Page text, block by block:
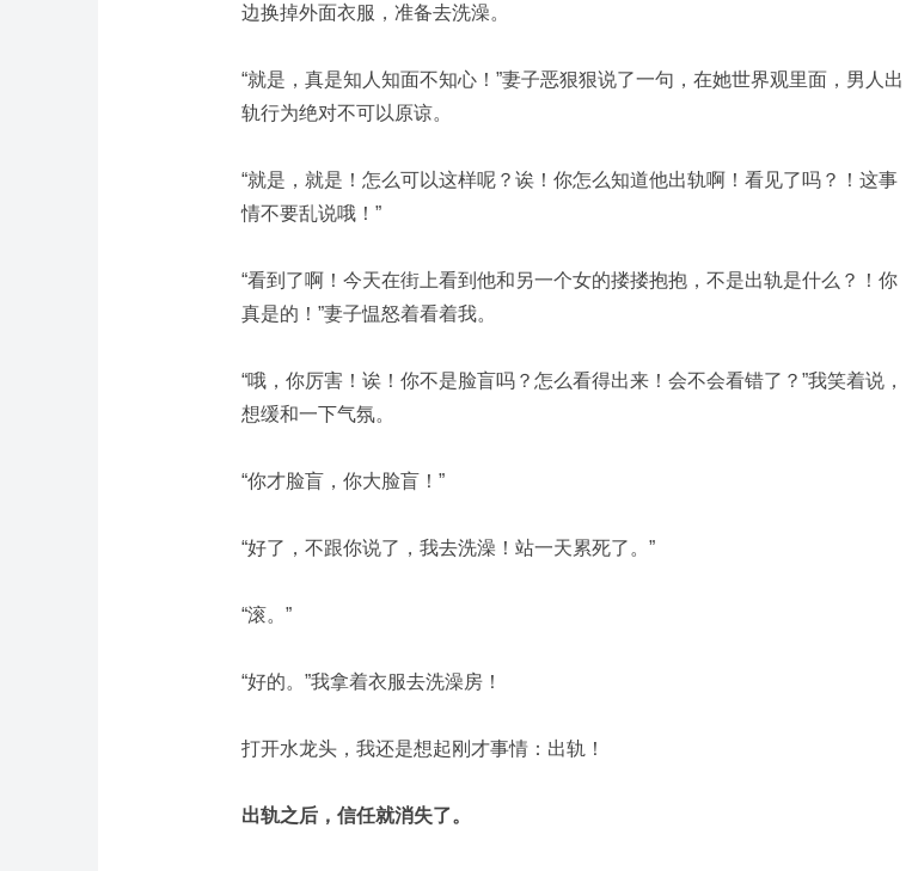
边换掉外面衣服，准备去洗澡。
“就是，真是知人知面不知心！”妻子恶狠狠说了一句，在她世界观里面，男人出
轨行为绝对不可以原谅。
“就是，就是！怎么可以这样呢？诶！你怎么知道他出轨啊！看见了吗？！这事
情不要乱说哦！”
“看到了啊！今天在街上看到他和另一个女的搂搂抱抱，不是出轨是什么？！你
真是的！”妻子愠怒着看着我。
“哦，你厉害！诶！你不是脸盲吗？怎么看得出来！会不会看错了？”我笑着说，
想缓和一下气氛。
“你才脸盲，你大脸盲！”
“好了，不跟你说了，我去洗澡！站一天累死了。”
“滚。”
“好的。”我拿着衣服去洗澡房！
打开水龙头，我还是想起刚才事情：出轨！
出轨之后，信任就消失了。